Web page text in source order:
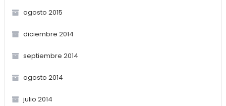
agosto 2015
diciembre 2014
septiembre 2014
agosto 2014
julio 2014